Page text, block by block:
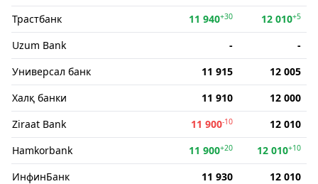
Трастбанк 11 940+30 12 010+5
Uzum Bank -
-
Универсал банк
11 915
12 005
Халқ банки
11 910
12 000
Ziraat Bank
11 900-10
12 010
Hamkorbank
11 900+20 12 010+10
ИнфинБанк 11 930
12 010